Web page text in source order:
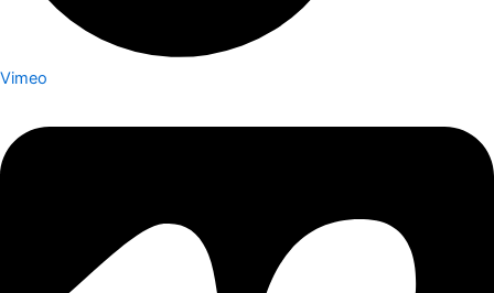
Vimeo